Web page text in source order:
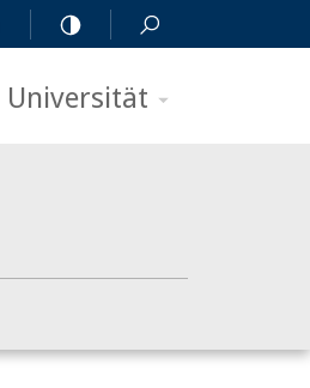
Universität